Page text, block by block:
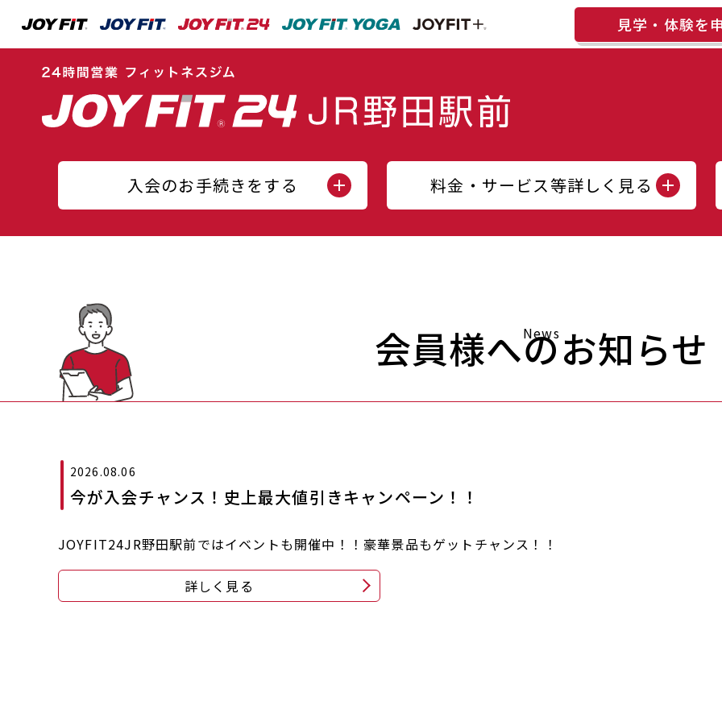
見学・体験を
入会のお手続きをする 料金・サービス等詳しく見る
News
会員様へのお知らせ
2026.08.06
今が入会チャンス！史上最大値引きキャンペーン！！
JOYFIT24JR野田駅前ではイベントも開催中！！豪華景品もゲットチャンス！！
詳しく見る